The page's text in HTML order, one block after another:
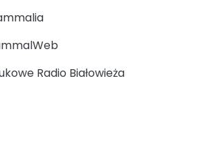
Radio Białowieża